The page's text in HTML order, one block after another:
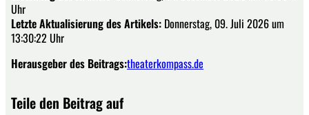
Uhr
Letzte Aktualisierung des Artikels: Donnerstag, 09. Juli 2026 um
13:30:22 Uhr
Herausgeber des Beitrags:theaterkompass.de
Teile den Beitrag auf